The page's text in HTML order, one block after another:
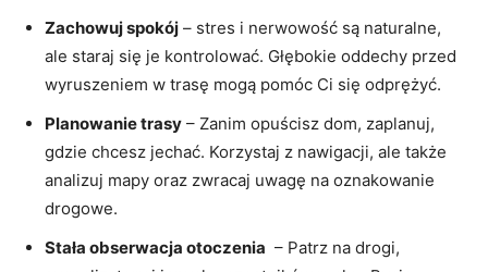
Zachowuj spokój ​– ⁤stres i nerwowość ​są ​naturalne,
ale ⁣staraj się je ⁣kontrolować. Głębokie oddechy ⁤przed
wyruszeniem w trasę ⁣mogą⁣ pomóc Ci się ​odprężyć.
Planowanie trasy – Zanim opuścisz ⁤dom, zaplanuj,⁢
gdzie chcesz jechać. Korzystaj z‌ nawigacji, ale⁢ także
analizuj mapy oraz⁤ zwracaj⁤ uwagę na oznakowanie
drogowe.
Stała obserwacja otoczenia ‍ – Patrz na drogi,